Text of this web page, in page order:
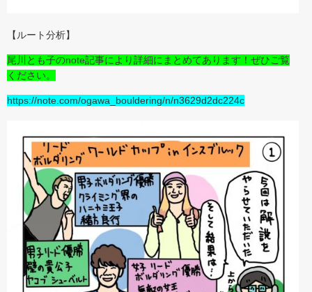
【ルート分析】
尾川とも子のnote記事により詳細にまとめてあります！ぜひご覧
ください。
https://note.com/ogawa_bouldering/n/n3629d2dc224c